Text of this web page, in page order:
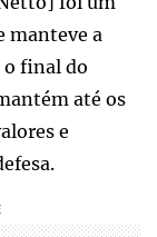
manteve a
o final do
até os
e